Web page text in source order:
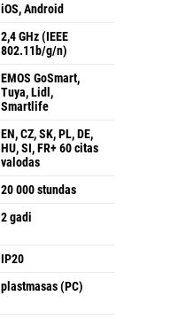
iOS, Android
2,4 GHz (IEEE
802.11b/g/n)
EMOS GoSmart,
Tuya, Lidl,
Smartlife
EN, CZ, SK, PL, DE,
HU, SI, FR+ 60 citas
valodas
20 000 stundas
2 gadi
IP20
plastmasas (PC)